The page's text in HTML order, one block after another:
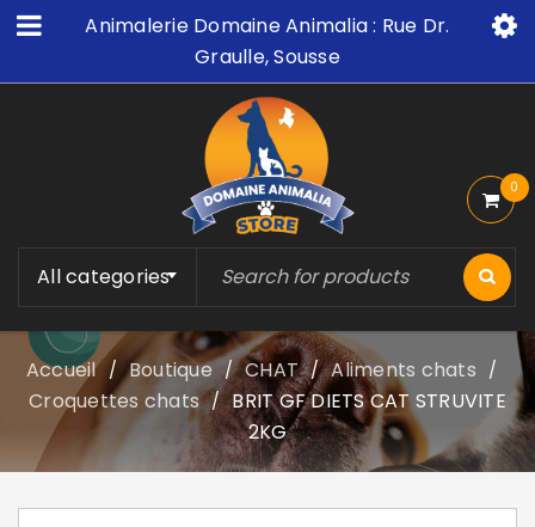
Animalerie Domaine Animalia : Rue Dr.
Graulle, Sousse
All categories
0
Accueil / Boutique / CHAT / Aliments chats /
Croquettes chats / BRIT GF DIETS CAT STRUVITE
2KG